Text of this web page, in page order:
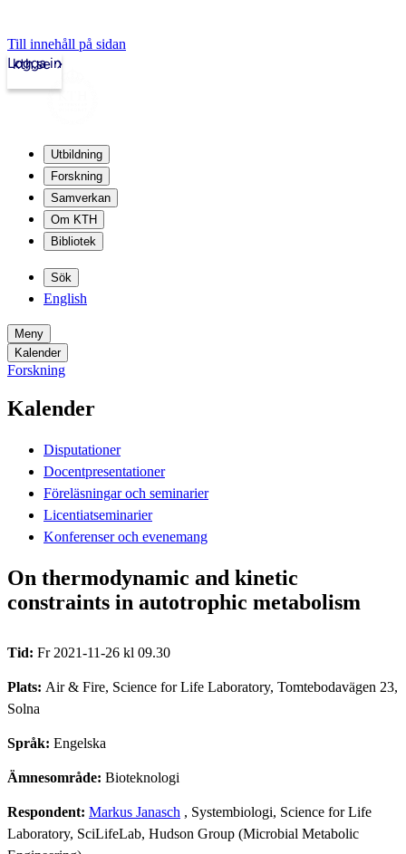
Till innehåll på sidan
kth.se
Logga in
Utbildning
Forskning
Samverkan
Om KTH
Bibliotek
Sök
English
Meny
Kalender
Forskning
Kalender
Disputationer
Docentpresentationer
Föreläsningar och seminarier
Licentiatseminarier
Konferenser och evenemang
On thermodynamic and kinetic
constraints in autotrophic metabolism
Tid: Fr 2021-11-26 kl 09.30
Plats: Air & Fire, Science for Life Laboratory, Tomtebodavägen 23,
Solna
Språk: Engelska
Ämnesområde: Bioteknologi
Respondent: Markus Janasch , Systembiologi, Science for Life
Laboratory, SciLifeLab, Hudson Group (Microbial Metabolic